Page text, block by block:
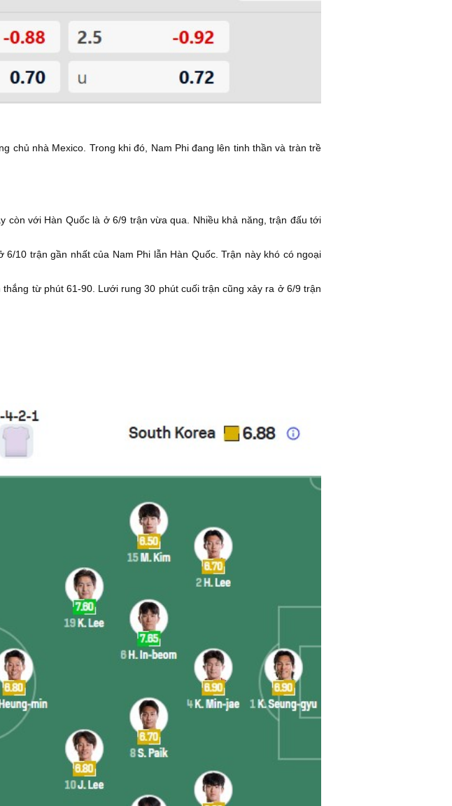
chủ nhà Mexico. Trong khi đó, Nam Phi đang lên tinh thần và tràn trề
còn với Hàn Quốc là ở 6/9 trận vừa qua. Nhiều khả năng, trận đấu tới
10 trận gần nhất của Nam Phi lẫn Hàn Quốc. Trận này khó có ngoại
từ phút 61-90. Lưới rung 30 phút cuối trận cũng xảy ra ở 6/9 trận